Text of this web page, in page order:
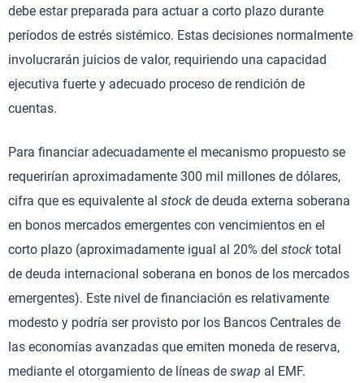
debe estar preparada para actuar a corto plazo durante
períodos de estrés sistémico. Estas decisiones normalmente
involucrarán juicios de valor, requiriendo una capacidad
ejecutiva fuerte y adecuado proceso de rendición de
cuentas.
Para financiar adecuadamente el mecanismo propuesto se
requerirían aproximadamente 300 mil millones de dólares,
cifra que es equivalente al stock de deuda externa soberana
en bonos mercados emergentes con vencimientos en el
corto plazo (aproximadamente igual al 20% del stock total
de deuda internacional soberana en bonos de los mercados
emergentes). Este nivel de financiación es relativamente
modesto y podría ser provisto por los Bancos Centrales de
las economías avanzadas que emiten moneda de reserva,
mediante el otorgamiento de líneas de swap al EMF.